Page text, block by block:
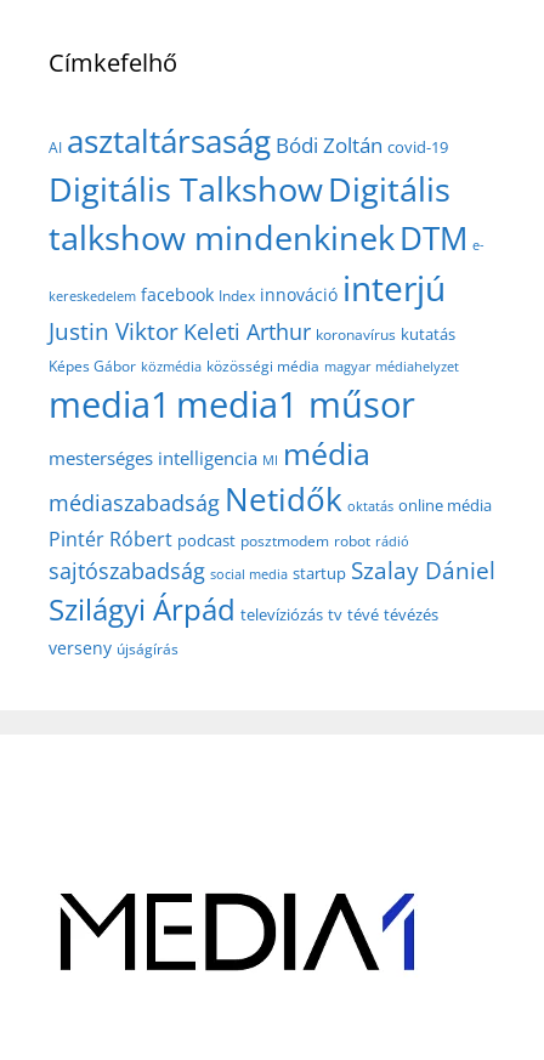
Címkefelhő
AI asztaltársaság Bódi Zoltán covid-19
Digitális TalkshowDigitális
talkshow mindenkinekDTM e-
kereskedelem facebook Index innováció interjú
Justin Viktor Keleti Arthur koronavírus kutatás
Képes Gábor közmédia közösségi média magyar médiahelyzet
media1 media1 műsor
mesterséges intelligencia MI média
médiaszabadság Netidők oktatás online média
Pintér Róbert podcast posztmodem robot rádió
sajtószabadság social media startup Szalay Dániel
Szilágyi Árpád televíziózás tv tévé tévézés
verseny újságírás